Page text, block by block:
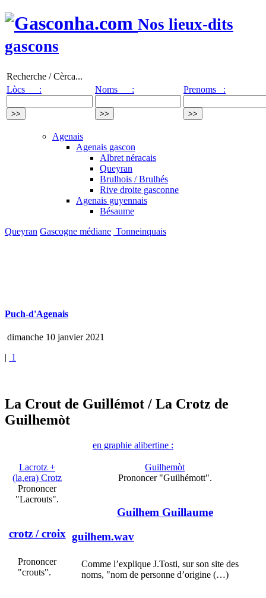
Nos lieux-dits
gascons
Recherche / Cèrca...
Lòcs :
Noms : Prenoms :
Agenais
Agenais gascon
Albret néracais
Queyran
Brulhois / Brulhés
Rive droite gasconne
Agenais guyennais
Bésaume
Queyran Gascogne médiane Tonneinquais
Puch-d'Agenais
dimanche 10 janvier 2021
| 1
La Crout de Guillémot / La Crotz de
Guilhemòt
en graphie alibertine :
Lacrotz +
(la,era) Crotz
Prononcer
"Lacrouts".
crotz/ croix
Prononcer
"crouts".
Guilhemòt
Prononcer "Guilhémott".
Guilhem Guillaume
guilhem.wav
Comme l’explique J.Tosti, sur son site des
noms, "nom de personne d’origine (…)